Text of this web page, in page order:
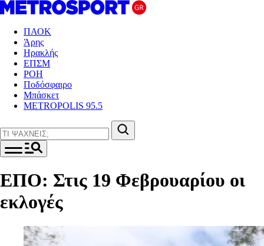
ΠΑΟΚ
Άρης
Ηρακλής
ΕΠΣΜ
ΡΟΗ
Ποδόσφαιρο
Μπάσκετ
METROPOLIS 95.5
ΕΠΟ: Στις 19 Φεβρουαρίου οι
εκλογές